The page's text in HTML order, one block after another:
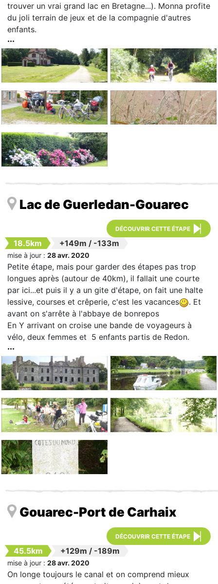
trouver un vrai grand lac en Bretagne...). Monna profite
du joli terrain de jeux et de la compagnie d'autres
enfants.
Lac de Guerledan-Gouarec
DÉCOUVRIR CETTE ÉTAPE
18.5km +149m / -133m
mise à jour : 28 avr. 2020
Petite étape, mais pour garder des étapes pas trop
longues après (autour de 40km), il fallait une courte
par ici...et puis il y a un gite d'étape, on fait une halte
lessive, courses et crêperie, c'est les vacances
. Et
avant on s'arrête à l'abbaye de bonrepos
En Y arrivant on croise une bande de voyageurs à
vélo, deux femmes et 5 enfants partis de Redon.
Gouarec-Port de Carhaix
DÉCOUVRIR CETTE ÉTAPE
45.5km +129m / -189m
mise à jour : 28 avr. 2020
On longe toujours le canal et on comprend mieux